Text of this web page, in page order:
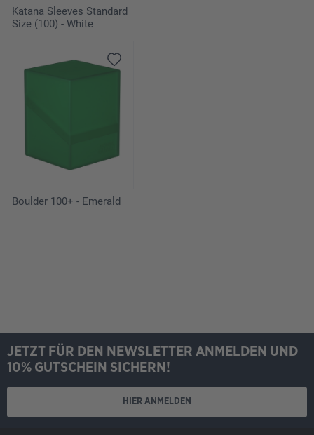
Katana Sleeves Standard
Size (100) - White
Boulder 100+ - Emerald
JETZT FÜR DEN NEWSLETTER ANMELDEN UND
10% GUTSCHEIN SICHERN!
HIER ANMELDEN